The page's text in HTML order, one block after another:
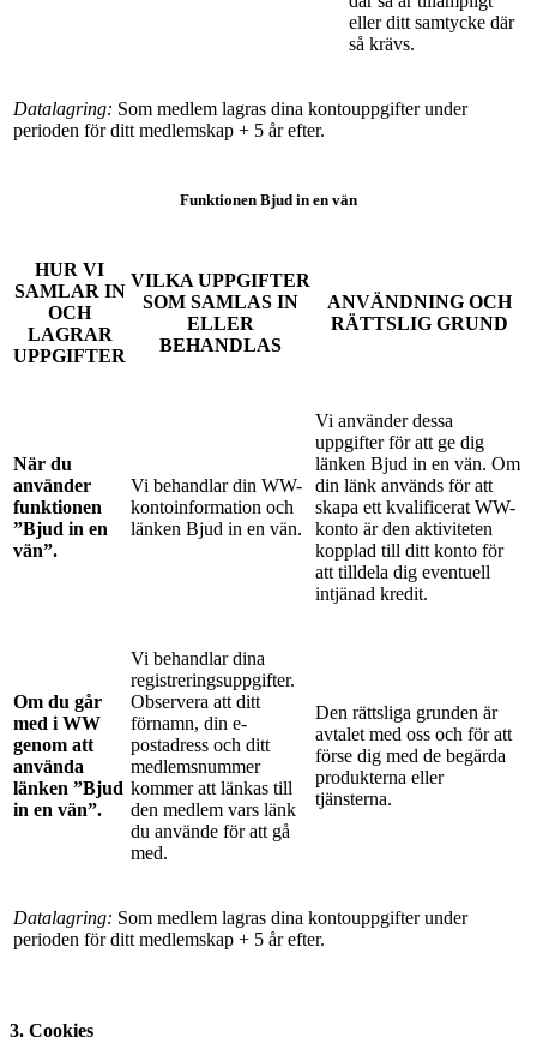
eller ditt samtycke där
så krävs.
Datalagring: Som medlem lagras dina kontouppgifter under
perioden för ditt medlemskap + 5 år efter.
Funktionen Bjud in en vän
HUR VI
SAMLAR IN
OCH
LAGRAR
UPPGIFTER
VILKA UPPGIFTER
SOM SAMLAS IN
ELLER
BEHANDLAS
ANVÄNDNING OCH
RÄTTSLIG GRUND
När du
använder
funktionen
”Bjud in en
vän”.
Vi behandlar din WW-
kontoinformation och
länken Bjud in en vän.
Vi använder dessa
uppgifter för att ge dig
länken Bjud in en vän. Om
din länk används för att
skapa ett kvalificerat WW-
konto är den aktiviteten
kopplad till ditt konto för
att tilldela dig eventuell
intjänad kredit.
Om du går
med i WW
genom att
använda
länken ”Bjud
in en vän”.
Vi behandlar dina
registreringsuppgifter.
Observera att ditt
förnamn, din e-
postadress och ditt
medlemsnummer
kommer att länkas till
den medlem vars länk
du använde för att gå
med.
Den rättsliga grunden är
avtalet med oss och för att
förse dig med de begärda
produkterna eller
tjänsterna.
Datalagring: Som medlem lagras dina kontouppgifter under
perioden för ditt medlemskap + 5 år efter.
3. Cookies